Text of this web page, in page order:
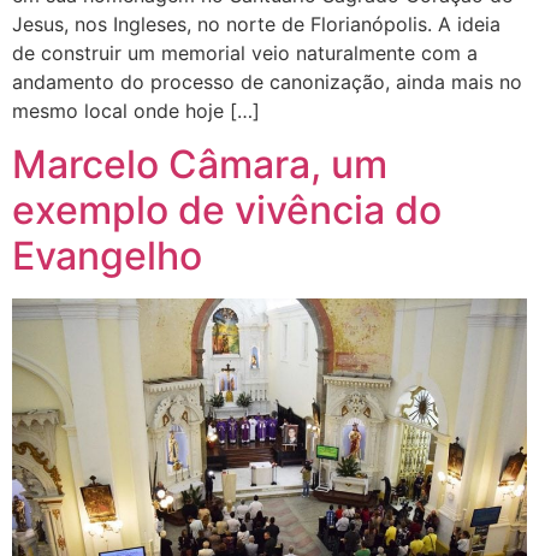
Jesus, nos Ingleses, no norte de Florianópolis. A ideia
de construir um memorial veio naturalmente com a
andamento do processo de canonização, ainda mais no
mesmo local onde hoje […]
Marcelo Câmara, um
exemplo de vivência do
Evangelho